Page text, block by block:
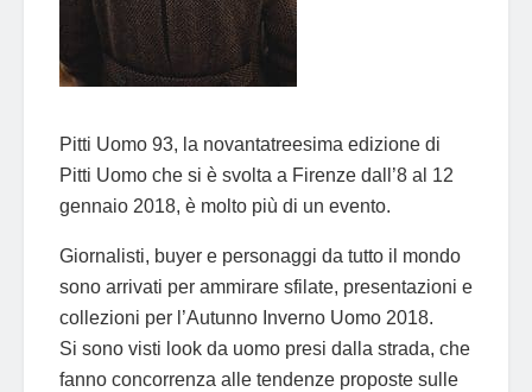
Pitti Uomo 93, la novantatreesima edizione di
Pitti Uomo che si è svolta a Firenze dall’8 al 12
gennaio 2018, è molto più di un evento.
Giornalisti, buyer e personaggi da tutto il mondo
sono arrivati per ammirare sfilate, presentazioni e
collezioni per l’Autunno Inverno Uomo 2018.
Si sono visti look da uomo presi dalla strada, che
fanno concorrenza alle tendenze proposte sulle